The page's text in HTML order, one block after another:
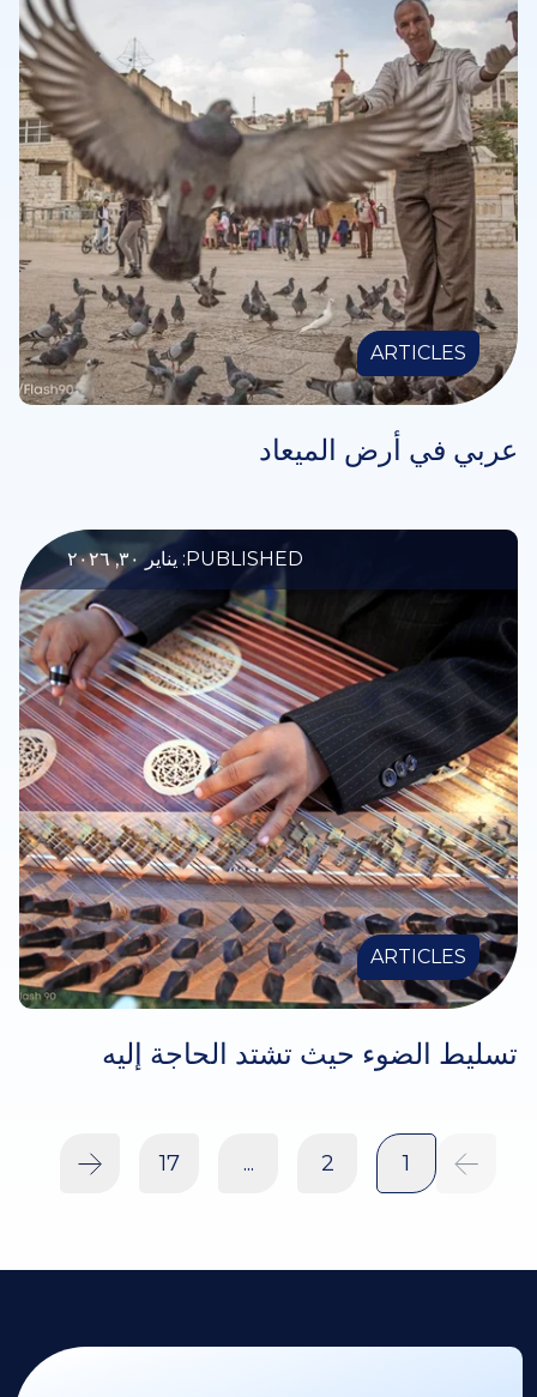
ARTICLES
عربي في أرض الميعاد
PUBLISHED: يناير ٣٠, ٢٠٢٦
ARTICLES
تسليط الضوء حيث تشتد الحاجة إليه
1
2
...
17